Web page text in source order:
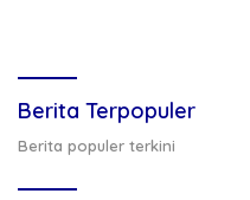
Berita Terpopuler
Berita populer terkini